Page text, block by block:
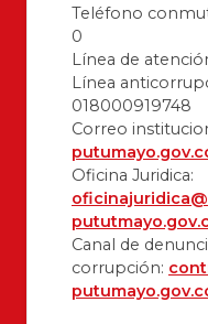
Teléfono
0
Línea de
Línea
018000919748
Correo
Oficina Juridica:
Canal de
corrupción: